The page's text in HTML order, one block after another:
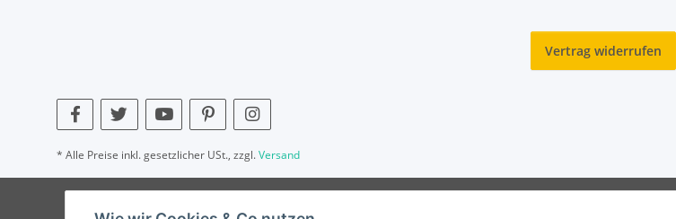
Vertrag widerrufen
* Alle Preise inkl. gesetzlicher USt., zzgl.Versand